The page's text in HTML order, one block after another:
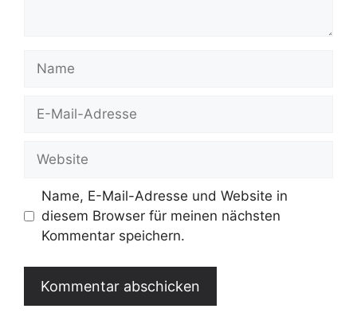
Name
Website
Name, E-Mail-Adresse und Website in
diesem Browser für meinen nächsten
Kommentar speichern.